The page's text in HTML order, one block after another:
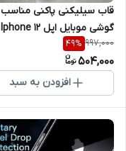
قاب سیلیکنی پاکنی مناسب
گوشی موبایل اپل Iphone 12
997,000
49%
504,000
افزودن به سبد